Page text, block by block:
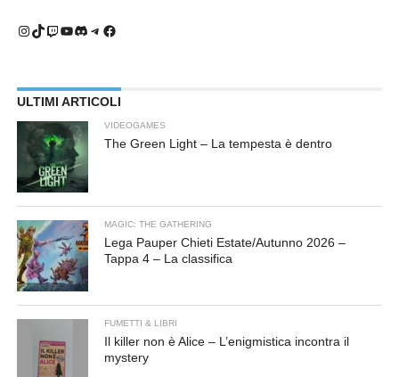
Instagram
TikTok
Twitch
YouTube
Discord
Telegram
Facebook
ULTIMI ARTICOLI
VIDEOGAMES
The Green Light – La tempesta è dentro
MAGIC: THE GATHERING
Lega Pauper Chieti Estate/Autunno 2026 –
Tappa 4 – La classifica
FUMETTI & LIBRI
Il killer non è Alice – L’enigmistica incontra il
mystery